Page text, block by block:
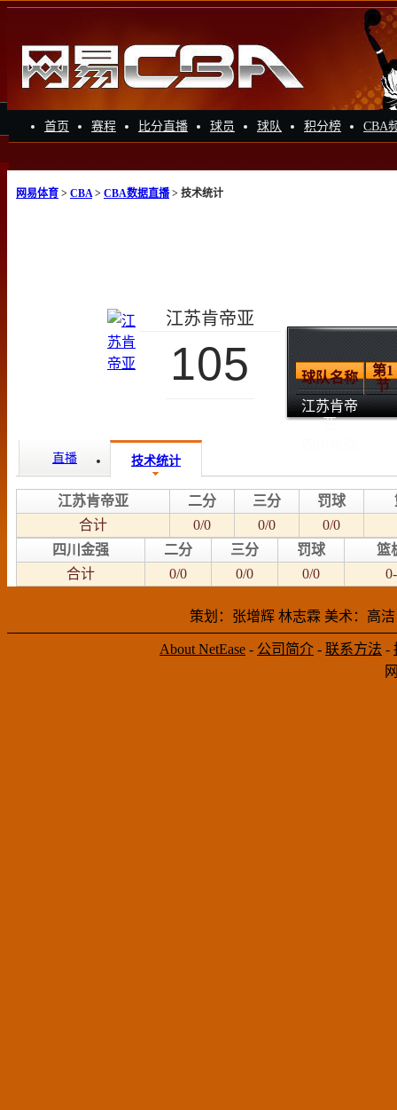
首页 赛程 比分直播 球员 球队 积分榜 CBA
网易体育 > CBA> CBA数据直播> 技术统计
江苏肯帝亚
105 球队名称
第1
节
江苏肯帝
亚
直播 技术统计
江苏肯帝亚 二分 三分 罚球
合计
0/0 0/0
0/0
四川金强
二分 三分 罚球
篮
合计
0/0 0/0 0/0
策划：张增辉 林志霖 美术：高
About NetEase - 公司简介 - 联系方法 -